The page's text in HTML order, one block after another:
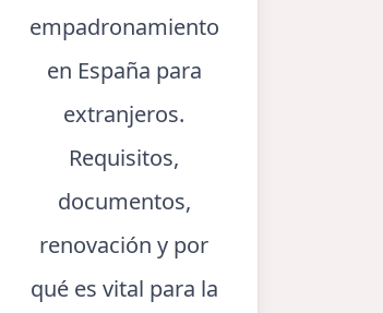
empadronamiento
en España para
extranjeros.
Requisitos,
documentos,
renovación y por
qué es vital para la